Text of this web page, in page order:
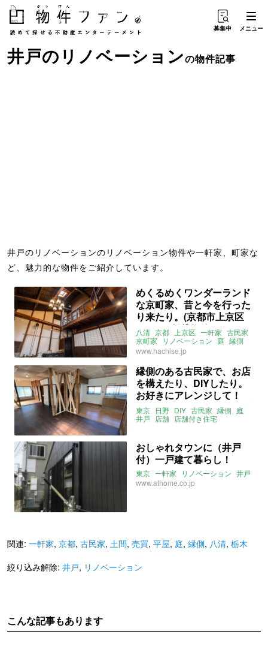
募集中 メニュー
井戸のリノベーションの物件記事
井戸のリノベーションのリノベーション物件や一軒家、町家な
ど、魅力的な物件をご紹介しています。
めくるめくワンダーランド
な京町家、昔と今を行った
り来たり。(京都市上京区
132㎡の賃貸物件)
八清 京都 上京区 一軒家 古民家
京町家
リノベーション 庭 縁側
土間 おくどさん
www.hachise.jp
縁側のある古民家で、お店
を構えたり、DIYしたり。
お好きにアレンジして！
（東京都日野市92㎡の賃貸
物件）
東京 日野 DIY 古民家 縁側 庭
井戸
店舗 店舗付き住宅
おしゃれタウンに（井戸
付）一戸建て暮らし！
東京 一軒家 リノベーション 井戸
www.athome.co.jp
関連: 一軒家, 京都, 古民家, 土間, 売買, 平屋, 庭, 縁側, 八清, 栃木
絞り込み解除: 井戸, リノベーション
こんな記事もあります